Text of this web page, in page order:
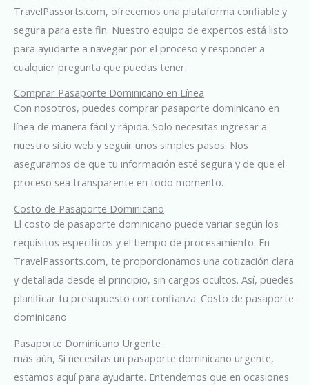
TravelPassorts.com, ofrecemos una plataforma confiable y
segura para este fin. Nuestro equipo de expertos está listo
para ayudarte a navegar por el proceso y responder a
cualquier pregunta que puedas tener.
Comprar Pasaporte Dominicano en Línea
Con nosotros, puedes comprar pasaporte dominicano en
línea de manera fácil y rápida. Solo necesitas ingresar a
nuestro sitio web y seguir unos simples pasos. Nos
aseguramos de que tu información esté segura y de que el
proceso sea transparente en todo momento.
Costo de Pasaporte Dominicano
El costo de pasaporte dominicano puede variar según los
requisitos específicos y el tiempo de procesamiento. En
TravelPassorts.com, te proporcionamos una cotización clara
y detallada desde el principio, sin cargos ocultos. Así, puedes
planificar tu presupuesto con confianza. Costo de pasaporte
dominicano
Pasaporte Dominicano Urgente
más aún, Si necesitas un pasaporte dominicano urgente,
estamos aquí para ayudarte. Entendemos que en ocasiones